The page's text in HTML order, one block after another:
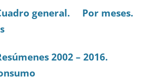
general.
Por meses.
2002 – 2016.